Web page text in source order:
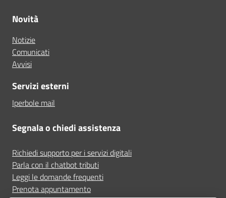
Novità
Notizie
Comunicati
Avvisi
Servizi esterni
Iperbole mail
Segnala o chiedi assistenza
Richiedi supporto per i servizi digitali
Parla con il chatbot tributi
Leggi le domande frequenti
Prenota appuntamento